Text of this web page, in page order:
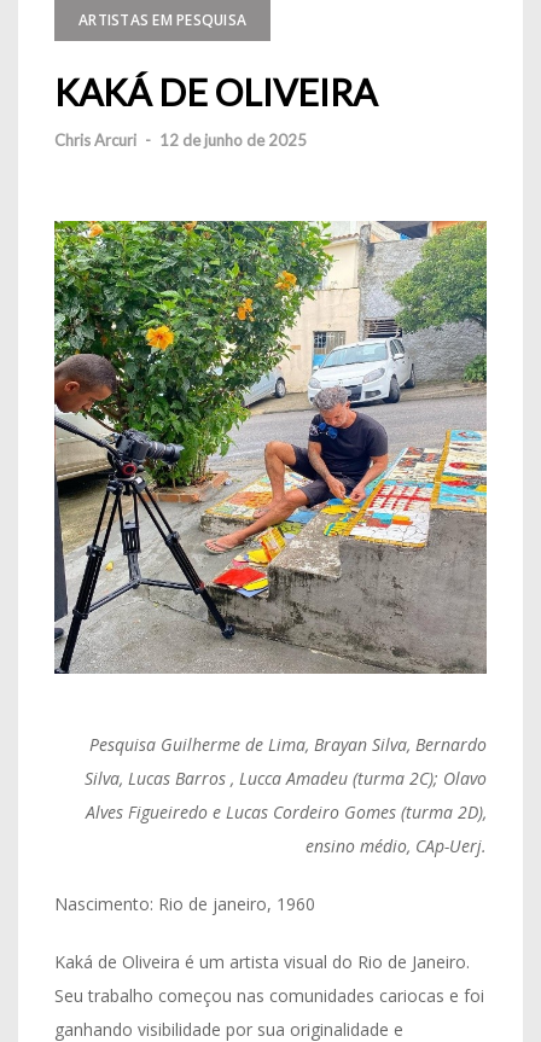
ARTISTAS EM PESQUISA
KAKÁ DE OLIVEIRA
Chris Arcuri - 12 de junho de 2025
Pesquisa Guilherme de Lima, Brayan Silva, Bernardo
Silva, Lucas Barros , Lucca Amadeu (turma 2C); Olavo
Alves Figueiredo e Lucas Cordeiro Gomes (turma 2D),
ensino médio, CAp-Uerj.
Nascimento: Rio de janeiro, 1960
Kaká de Oliveira é um artista visual do Rio de Janeiro.
Seu trabalho começou nas comunidades cariocas e foi
ganhando visibilidade por sua originalidade e